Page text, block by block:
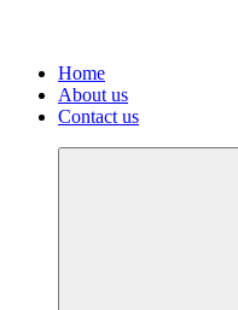
Home
About us
Contact us